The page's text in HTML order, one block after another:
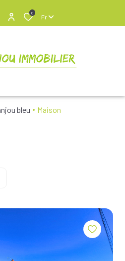
0
Fr
bleu Maison